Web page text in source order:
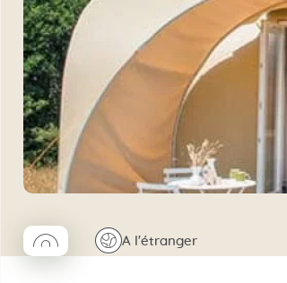
◯Coco rond🌍A l'étranger